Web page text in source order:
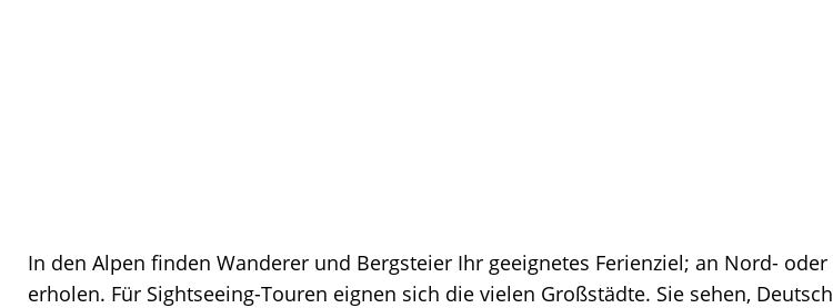
In den Alpen finden Wanderer und Bergsteier Ihr geeignetes Ferienziel; an Nord-
erholen. Für Sightseeing-Touren eignen sich die vielen Großstädte. Sie sehen,